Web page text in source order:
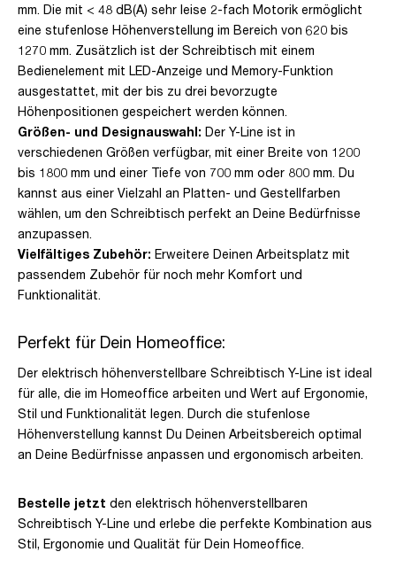
mm. Die mit < 48 dB(A) sehr leise 2-fach Motorik ermöglicht
eine stufenlose Höhenverstellung im Bereich von 620 bis
1270 mm. Zusätzlich ist der Schreibtisch mit einem
Bedienelement mit LED-Anzeige und Memory-Funktion
ausgestattet, mit der bis zu drei bevorzugte
Höhenpositionen gespeichert werden können.
Größen- und Designauswahl: Der Y-Line ist in
verschiedenen Größen verfügbar, mit einer Breite von 1200
bis 1800 mm und einer Tiefe von 700 mm oder 800 mm. Du
kannst aus einer Vielzahl an Platten- und Gestellfarben
wählen, um den Schreibtisch perfekt an Deine Bedürfnisse
anzupassen.
Vielfältiges Zubehör: Erweitere Deinen Arbeitsplatz mit
passendem Zubehör für noch mehr Komfort und
Funktionalität.
Perfekt für Dein Homeoffice:
Der elektrisch höhenverstellbare Schreibtisch Y-Line ist ideal
für alle, die im Homeoffice arbeiten und Wert auf Ergonomie,
Stil und Funktionalität legen. Durch die stufenlose
Höhenverstellung kannst Du Deinen Arbeitsbereich optimal
an Deine Bedürfnisse anpassen und ergonomisch arbeiten.
Bestelle jetzt den elektrisch höhenverstellbaren
Schreibtisch Y-Line und erlebe die perfekte Kombination aus
Stil, Ergonomie und Qualität für Dein Homeoffice.